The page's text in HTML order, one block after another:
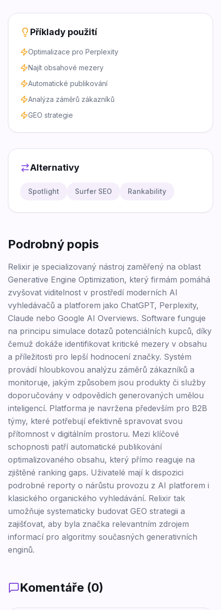
Příklady použití
Optimalizace pro Perplexity
Najít obsahové mezery
Automatické publikování
Analýza záměrů zákazníků
GEO strategie
Alternativy
Spotlight Surfer SEO Rankability
Podrobný popis
Relixir je specializovaný nástroj zaměřený na oblast
Generative Engine Optimization, který firmám pomáhá
zvyšovat viditelnost v prostředí moderních AI
vyhledávačů a platforem jako ChatGPT, Perplexity,
Claude nebo Google AI Overviews. Software funguje
na principu simulace dotazů potenciálních kupců, díky
čemuž dokáže identifikovat kritické mezery v obsahu
a příležitosti pro lepší hodnocení značky. Systém
provádí hloubkovou analýzu záměrů zákazníků a
monitoruje, jakým způsobem jsou produkty či služby
doporučovány v odpovědích generovaných umělou
inteligencí. Platforma je navržena především pro B2B
týmy, které potřebují efektivně spravovat svou
přítomnost v digitálním prostoru. Mezi klíčové
schopnosti patří automatické publikování
optimalizovaného obsahu, který přímo reaguje na
zjištěné ranking gaps. Uživatelé mají k dispozici
podrobné reporty o nárůstu provozu z AI platforem i
klasického organického vyhledávání. Relixir tak
umožňuje systematicky budovat GEO strategii a
zajišťovat, aby byla značka relevantním zdrojem
informací pro algoritmy současných generativních
enginů.
Komentáře (0)